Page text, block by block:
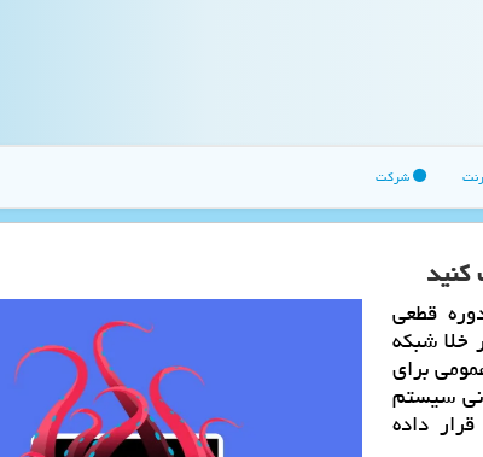
شرکت
کنید
قطعی
خلا شبکه
برای
سیستم
داده